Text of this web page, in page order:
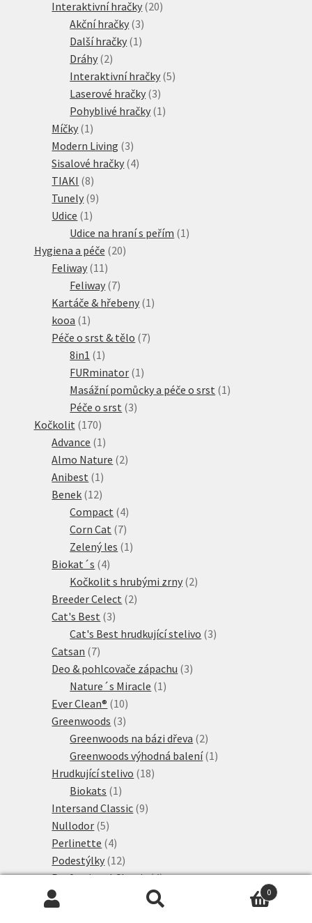
produktů
Interaktivní hračky 2020
Akční hračky 33
produkty
Další hračky 1 1
Dráhy 22
produkty
Interaktivní hračky 55
Laserové hračky 33
produkty
Pohyblivé hračky 1 1
Míčky 1 1
produkt
Modern Living 33
produkty
Sisalové hračky 44
TIAKI 88
produktů
Tunely 99
Udice 1 1
produkt
Udice na hraní s peřím 1 1
Hygiena a péče 2020
Feliway 11 11
produktů
Feliway 77
produktů
Kartáče & hřebeny 1 1
kooa 1 1
produkt
Péče o srst & tělo 77
8in1 1 1
produkt
FURminator 1 1
produkt
Masážní pomůcky a péče o srst 1 1
Péče o srst 33
Kočkolit 170170
produktů
Advance 1 1
produkt
Almo Nature 22
Anibest 1 1
produkt
Benek 1212
produktů
Compact 44
produkty
Corn Cat 77
produktů
Zelený les 1 1
Biokat´s 44
produkty
Kočkolit s hrubými zrny 22
Breeder Celect 22
Cat's Best 33
produkty
Cat's Best hrudkující stelivo 33
Catsan 77
produktů
Deo & pohlcovače zápachu 33
Nature´s Miracle 1 1
Ever Clean® 1010
produktů
Greenwoods 33
produkty
Greenwoods na bázi dřeva 22
produkty
Greenwoods výhodná balení 1 1
Hrudkující stelivo 1818
Biokats 1 1
produkt
Intersand Classic 99
Nullodor 55
produktů
Perlinette 44
produkty
Podestýlky 1212
produktů
Professional Classic 44
produkty
Rostlinné stelivo 1010
produktů
Sanicat Professional 88
0